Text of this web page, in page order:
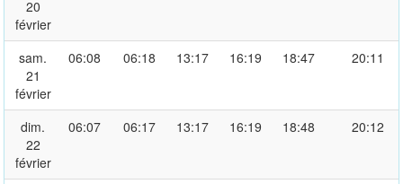
20
février
sam.
21
février
06:08 06:18 13:17 16:19 18:47 20:11
dim.
22
février
06:07 06:17 13:17 16:19 18:48 20:12